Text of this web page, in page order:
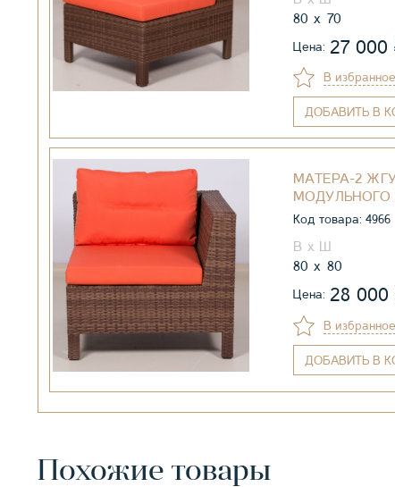
80 70
Цена: 27 000
В избранное
ДОБАВИТЬ В
МАТЕРА-2
Код товара: 4966
80 80
Цена: 28 000
В избранное
ДОБАВИТЬ В
Похожие товары